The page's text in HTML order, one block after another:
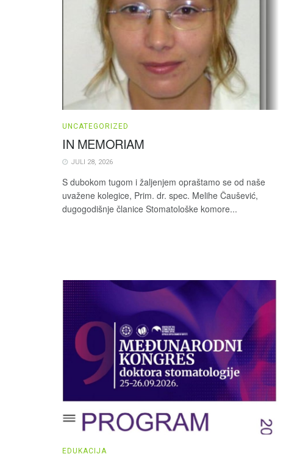
UNCATEGORIZED
IN MEMORIAM
JULI 28, 2026
S dubokom tugom i žaljenjem opraštamo se od naše
uvažene kolegice, Prim. dr. spec. Melihe Čaušević,
dugogodišnje članice Stomatološke komore...
EDUKACIJA